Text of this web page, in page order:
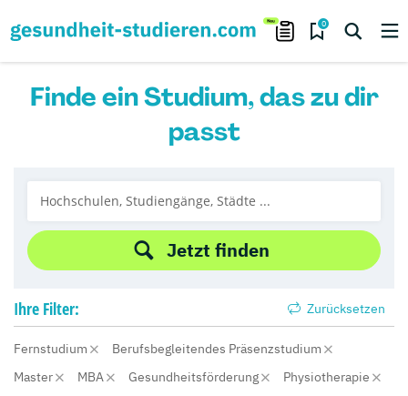
0
Finde ein Studium, das zu dir
passt
Jetzt finden
Ihre Filter: Zurücksetzen
Fernstudium
Berufsbegleitendes Präsenzstudium
Master
MBA Gesundheitsförderung
Physiotherapie